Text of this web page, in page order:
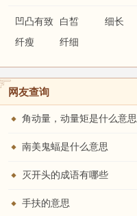
凹凸有致 白皙
细长
纤瘦
纤细
网友查询
角动量，动量矩是什么意思
南美鬼蝠是什么意思
灭开头的成语有哪些
手扶的意思